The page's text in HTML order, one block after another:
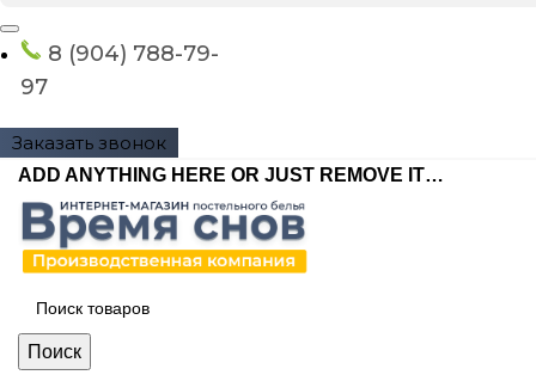
8 (904) 788-79-
97
Заказать звонок
ADD ANYTHING HERE OR JUST REMOVE IT…
Поиск